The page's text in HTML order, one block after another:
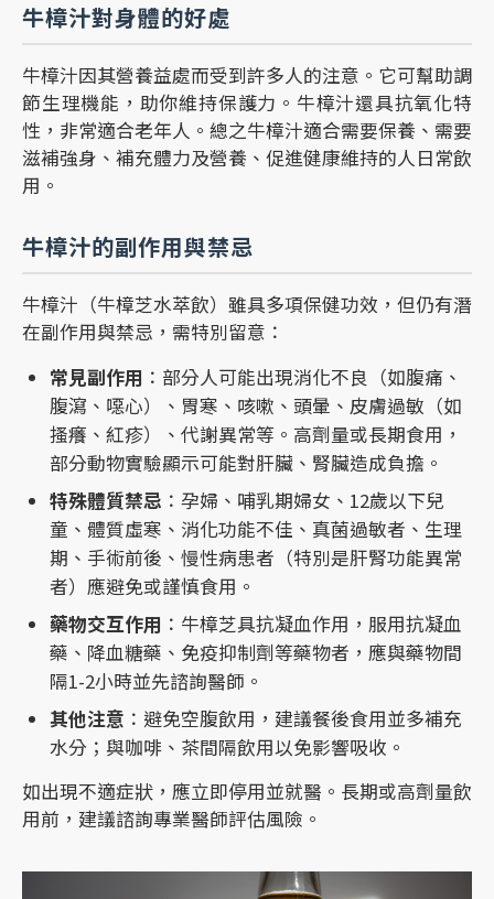
牛樟汁對身體的好處
牛樟汁因其營養益處而受到許多人的注意。它可幫助調
節生理機能，助你維持保護力。牛樟汁還具抗氧化特
性，非常適合老年人。總之牛樟汁適合需要保養、需要
滋補強身、補充體力及營養、促進健康維持的人日常飲
用。
牛樟汁的副作用與禁忌
牛樟汁（牛樟芝水萃飲）雖具多項保健功效，但仍有潛
在副作用與禁忌，需特別留意：
常見副作用 ：部分人可能出現消化不良（如腹痛、
腹瀉、噁心）、胃寒、咳嗽、頭暈、皮膚過敏（如
搔癢、紅疹）、代謝異常等。高劑量或長期食用，
部分動物實驗顯示可能對肝臟、腎臟造成負擔。
特殊體質禁忌 ：孕婦、哺乳期婦女、12歲以下兒
童、體質虛寒、消化功能不佳、真菌過敏者、生理
期、手術前後、慢性病患者（特別是肝腎功能異常
者）應避免或謹慎食用。
藥物交互作用 ：牛樟芝具抗凝血作用，服用抗凝血
藥、降血糖藥、免疫抑制劑等藥物者，應與藥物間
隔1-2小時並先諮詢醫師。
其他注意 ：避免空腹飲用，建議餐後食用並多補充
水分；與咖啡、茶間隔飲用以免影響吸收。
如出現不適症狀，應立即停用並就醫。長期或高劑量飲
用前，建議諮詢專業醫師評估風險。